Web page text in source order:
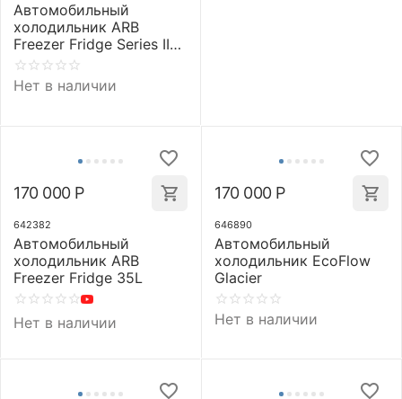
Автомобильный
холодильник ARB
Freezer Fridge Series II
35L
Нет в наличии
170 000 Р
642382
Автомобильный
холодильник ARB
Freezer Fridge 35L
Нет в наличии
170 000 Р
646890
Автомобильный
холодильник EcoFlow
Glacier
Нет в наличии